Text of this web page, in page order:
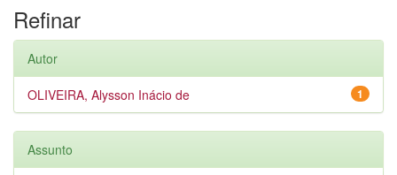
Refinar
Autor
1
OLIVEIRA, Alysson Inácio de
Assunto